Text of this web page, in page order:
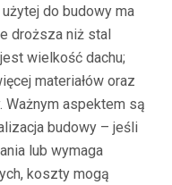
do budowy ma
droższa niż stal
wielkość dachu;
materiałów oraz
Ważnym aspektem są
budowy – jeśli
lub wymaga
koszty mogą